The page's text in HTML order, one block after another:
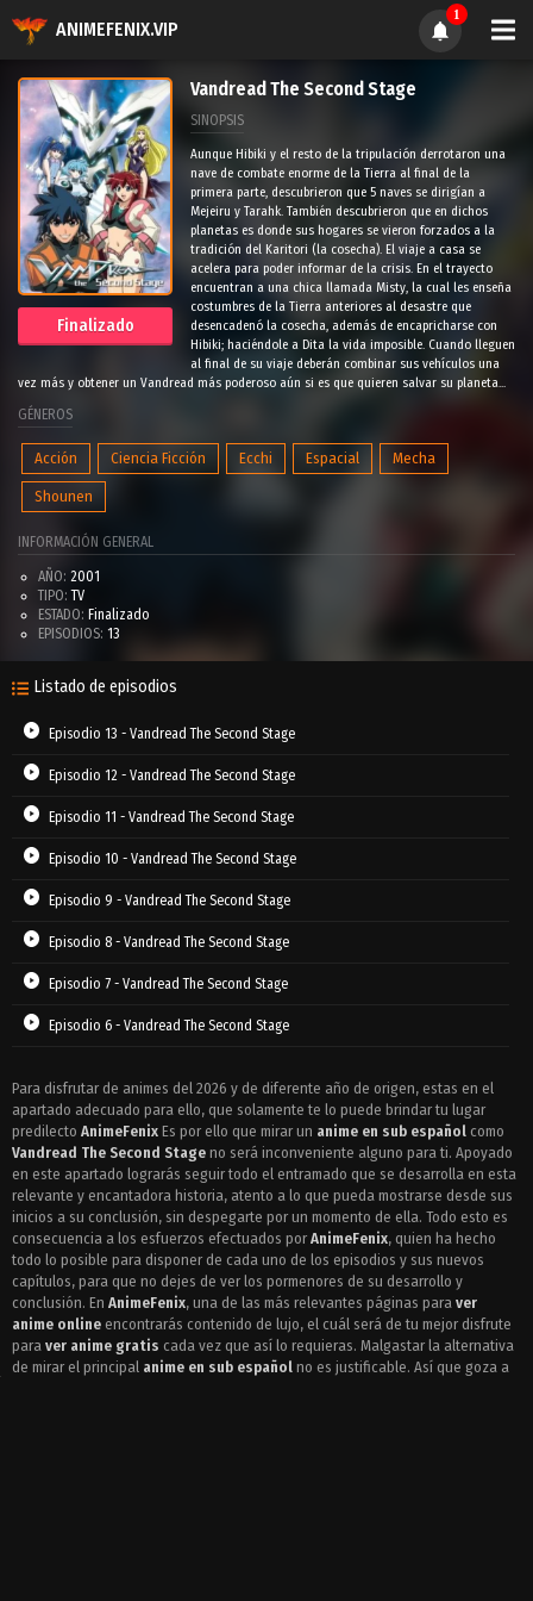
ANIMEFENIX.VIP
1
Finalizado
Vandread The Second Stage
SINOPSIS
Aunque Hibiki y el resto de la tripulación derrotaron una
nave de combate enorme de la Tierra al final de la
primera parte, descubrieron que 5 naves se dirigían a
Mejeiru y Tarahk. También descubrieron que en dichos
planetas es donde sus hogares se vieron forzados a la
tradición del Karitori (la cosecha). El viaje a casa se
acelera para poder informar de la crisis. En el trayecto
encuentran a una chica llamada Misty, la cual les enseña
costumbres de la Tierra anteriores al desastre que
desencadenó la cosecha, además de encapricharse con
Hibiki; haciéndole a Dita la vida imposible. Cuando lleguen
al final de su viaje deberán combinar sus vehículos una
vez más y obtener un Vandread más poderoso aún si es que quieren salvar su planeta...
GÉNEROS
Acción Ciencia Ficción Ecchi Espacial Mecha
Shounen
INFORMACIÓN GENERAL
AÑO: 2001
TIPO: TV
ESTADO: Finalizado
EPISODIOS: 13
Listado de episodios
Episodio 13 - Vandread The Second Stage
Episodio 12 - Vandread The Second Stage
Episodio 11 - Vandread The Second Stage
Episodio 10 - Vandread The Second Stage
Episodio 9 - Vandread The Second Stage
Episodio 8 - Vandread The Second Stage
Episodio 7 - Vandread The Second Stage
Episodio 6 - Vandread The Second Stage
Episodio 4 - Vandread The Second Stage
Episodio 3 - Vandread The Second Stage
Episodio 2 - Vandread The Second Stage
Episodio 1 - Vandread The Second Stage
Para disfrutar de animes del 2026 y de diferente año de origen, estas en el
apartado adecuado para ello, que solamente te lo puede brindar tu lugar
predilecto AnimeFenix Es por ello que mirar un anime en sub español como
Vandread The Second Stage no será inconveniente alguno para ti. Apoyado
en este apartado lograrás seguir todo el entramado que se desarrolla en esta
relevante y encantadora historia, atento a lo que pueda mostrarse desde sus
inicios a su conclusión, sin despegarte por un momento de ella. Todo esto es
consecuencia a los esfuerzos efectuados por AnimeFenix, quien ha hecho
todo lo posible para disponer de cada uno de los episodios y sus nuevos
capítulos, para que no dejes de ver los pormenores de su desarrollo y
conclusión. En AnimeFenix, una de las más relevantes páginas para ver
anime online encontrarás contenido de lujo, el cuál será de tu mejor disfrute
para ver anime gratis cada vez que así lo requieras. Malgastar la alternativa
de mirar el principal anime en sub español no es justificable. Así que goza a